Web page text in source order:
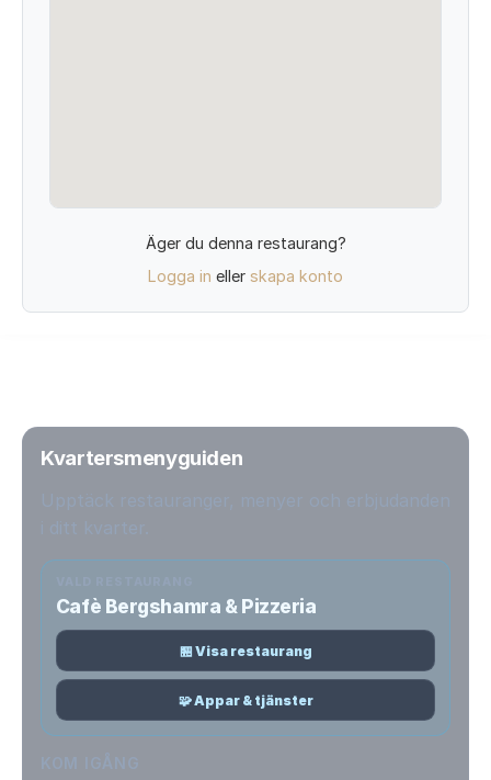
Äger du denna restaurang?
Logga in eller skapa konto
Kvartersmenyguiden
Cafè Bergshamra & Pizzeria
🏪 Visa restaurang
🧩 Appar & tjänster